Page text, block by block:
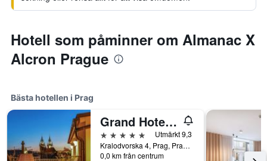
Hotell som påminner om Almanac X
Alcron Prague
Bästa hotellen i Prag
Grand Hotel Bohemia
5 stjärnor
Utmärkt 9,3
Kralodvorska 4, Prag, Prague Region, Tjeckien
0,0 km från centrum